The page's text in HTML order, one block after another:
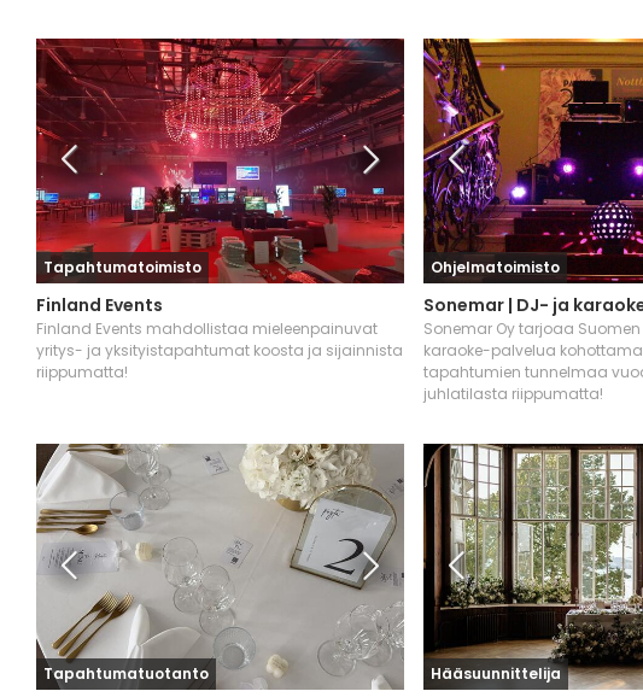
Tapahtumatoimisto
Finland Events
Finland Events mahdollistaa mieleenpainuvat
yritys- ja yksityistapahtumat koosta ja sijainnista
riippumatta!
Ohjelmatoimisto
Sonemar | DJ- ja
Sonemar Oy tarjoaa
karaoke-palvelua
tapahtumien tunnelmaa
juhlatilasta riippumatta!
Tapahtumatuotanto Hääsuunnittelija